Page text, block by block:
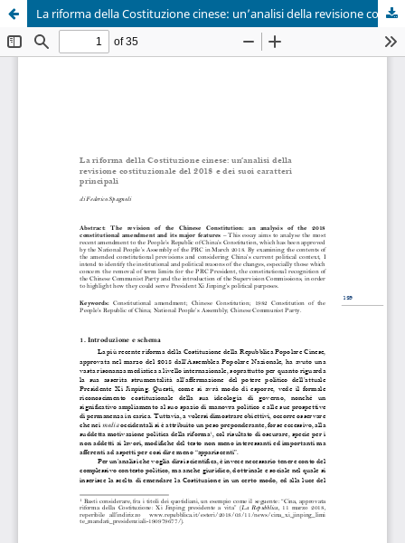
La riforma della Costituzione cinese: un’analisi della revisione costituzionale del 2018 e dei suoi caratteri principali